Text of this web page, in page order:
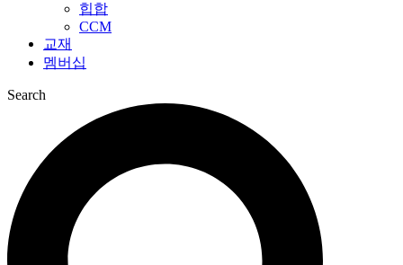
힙합
CCM
교재
멤버십
Search